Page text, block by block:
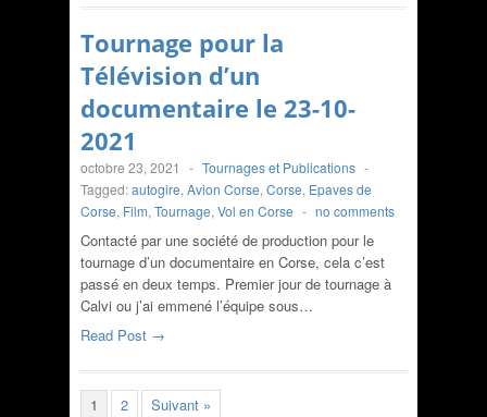
Tournage pour la
Télévision d’un
documentaire le 23-10-
2021
octobre 23, 2021 - Tournages et Publications -
Tagged:autogire, Avion Corse, Corse, Epaves de
Corse, Film, Tournage, Vol en Corse - no comments
Contacté par une société de production pour le
tournage d’un documentaire en Corse, cela c’est
passé en deux temps. Premier jour de tournage à
Calvi ou j’ai emmené l’équipe sous…
Read Post →
1 2 Suivant »